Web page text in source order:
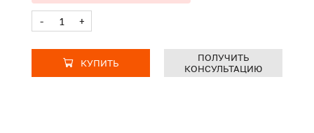
- +
КУПИТЬ
ПОЛУЧИТЬ
КОНСУЛЬТАЦИЮ